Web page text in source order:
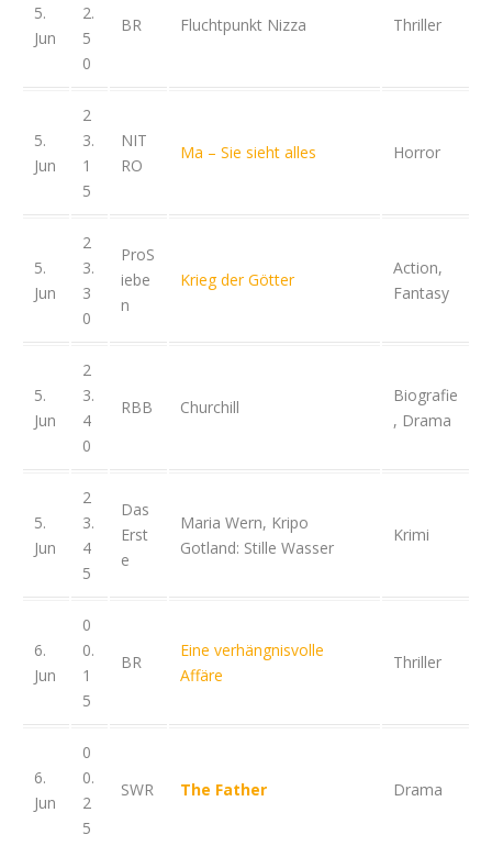
5.
Jun
2.
5
0
BR Fluchtpunkt Nizza Thriller
5.
Jun
2
3.
1
5
NIT
RO
Ma – Sie sieht alles Horror
5.
Jun
2
3.
3
0
ProS
iebe
n
Krieg der Götter
Action,
Fantasy
5.
Jun
2
3.
4
0
RBB Churchill
Biografie
, Drama
5.
Jun
2
3.
4
5
Das
Erst
e
Maria Wern, Kripo
Gotland: Stille Wasser
Krimi
6.
Jun
0
0.
1
5
BR
Eine verhängnisvolle
Affäre
Thriller
6.
Jun
0
0.
2
5
SWR The Father Drama